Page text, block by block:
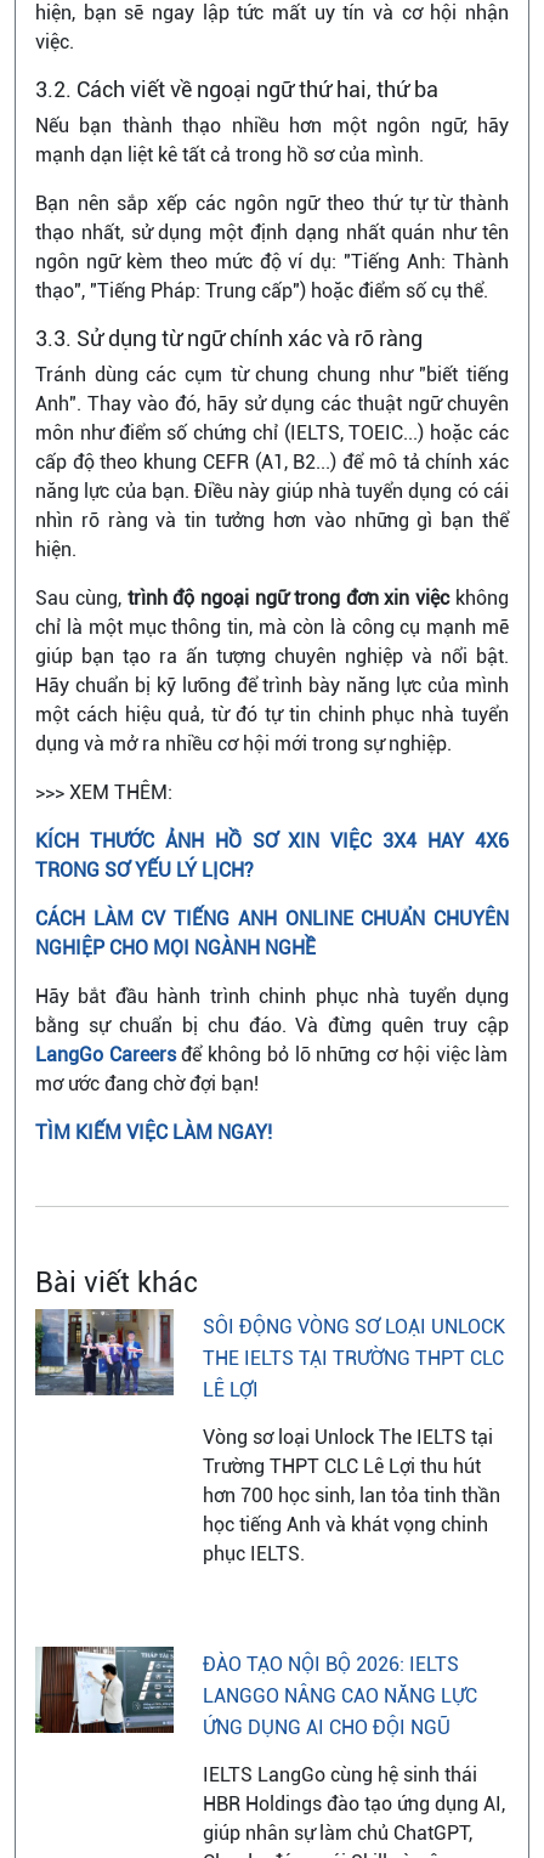
hiện, bạn sẽ ngay lập tức mất uy tín và cơ hội nhận
việc.
3.2. Cách viết về ngoại ngữ thứ hai, thứ ba
Nếu bạn thành thạo nhiều hơn một ngôn ngữ, hãy
mạnh dạn liệt kê tất cả trong hồ sơ của mình.
Bạn nên sắp xếp các ngôn ngữ theo thứ tự từ thành
thạo nhất, sử dụng một định dạng nhất quán như tên
ngôn ngữ kèm theo mức độ ví dụ: "Tiếng Anh: Thành
thạo", "Tiếng Pháp: Trung cấp") hoặc điểm số cụ thể.
3.3. Sử dụng từ ngữ chính xác và rõ ràng
Tránh dùng các cụm từ chung chung như "biết tiếng
Anh". Thay vào đó, hãy sử dụng các thuật ngữ chuyên
môn như điểm số chứng chỉ (IELTS, TOEIC...) hoặc các
cấp độ theo khung CEFR (A1, B2...) để mô tả chính xác
năng lực của bạn. Điều này giúp nhà tuyển dụng có cái
nhìn rõ ràng và tin tưởng hơn vào những gì bạn thể
hiện.
Sau cùng, trình độ ngoại ngữ trong đơn xin việckhông
chỉ là một mục thông tin, mà còn là công cụ mạnh mẽ
giúp bạn tạo ra ấn tượng chuyên nghiệp và nổi bật.
Hãy chuẩn bị kỹ lưỡng để trình bày năng lực của mình
một cách hiệu quả, từ đó tự tin chinh phục nhà tuyển
dụng và mở ra nhiều cơ hội mới trong sự nghiệp.
>>> XEM THÊM:
KÍCH THƯỚC ẢNH HỒ SƠ XIN VIỆC 3X4 HAY 4X6
TRONG SƠ YẾU LÝ LỊCH?
CÁCH LÀM CV TIẾNG ANH ONLINE CHUẨN CHUYÊN
NGHIỆP CHO MỌI NGÀNH NGHỀ
Hãy bắt đầu hành trình chinh phục nhà tuyển dụng
bằng sự chuẩn bị chu đáo. Và đừng quên truy cập
LangGo Careersđể không bỏ lỡ những cơ hội việc làm
mơ ước đang chờ đợi bạn!
TÌM KIẾM VIỆC LÀM NGAY!
Bài viết khác
SÔI ĐỘNG VÒNG SƠ LOẠI UNLOCK
THE IELTS TẠI TRƯỜNG THPT CLC
LÊ LỢI
Vòng sơ loại Unlock The IELTS tại
Trường THPT CLC Lê Lợi thu hút
hơn 700 học sinh, lan tỏa tinh thần
học tiếng Anh và khát vọng chinh
phục IELTS.
ĐÀO TẠO NỘI BỘ 2026: IELTS
LANGGO NÂNG CAO NĂNG LỰC
ỨNG DỤNG AI CHO ĐỘI NGŨ
IELTS LangGo cùng hệ sinh thái
HBR Holdings đào tạo ứng dụng AI,
giúp nhân sự làm chủ ChatGPT,